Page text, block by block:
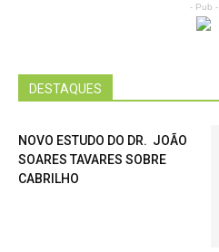
- Pub -
DESTAQUES
NOVO ESTUDO DO DR. JOÃO
SOARES TAVARES SOBRE
CABRILHO